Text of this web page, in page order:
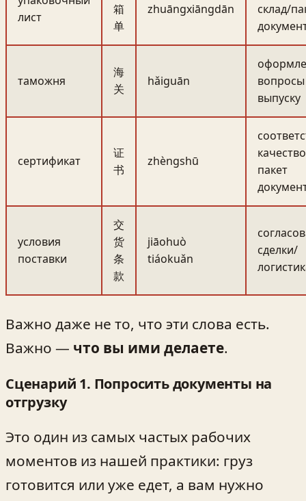
лист
箱
单
zhuāngxiāngdān
склад/
таможня
海
关
hǎiguān
выпуску
сертификат
证
书
zhèngshū
пакет
условия
поставки
交
货
条
款
jiāohuò
tiáokuǎn
сделки/
Важно даже не то, что эти слова есть.
Важно — что вы ими делаете.
Сценарий 1. Попросить документы на
отгрузку
Это один из самых частых рабочих
моментов из нашей практики: груз
готовится или уже едет, а вам нужно